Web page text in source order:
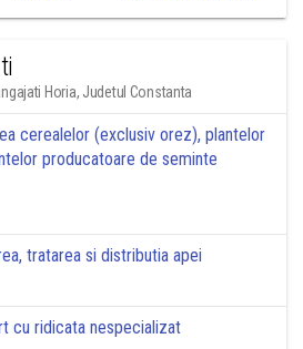
Horia, Judetul Constanta
cerealelor (exclusiv orez), plantelor
producatoare de seminte
tratarea si distributia apei
cu ridicata nespecializat